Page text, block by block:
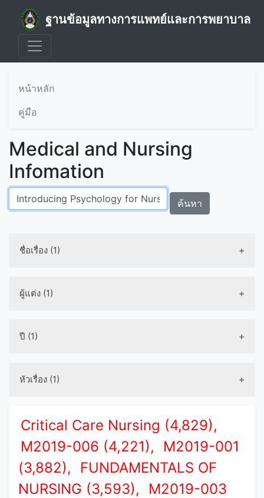
ฐานข้อมูลทางการแพทย์และการพยาบาล
หน้าหลัก
คู่มือ
Medical and Nursing
Infomation
ค้นหา
ชื่อเรื่อง (1)
ผู้แต่ง (1)
ปี (1)
หัวเรื่อง (1)
Critical Care Nursing (4,829),
M2019-006 (4,221),
M2019-001
(3,882),
FUNDAMENTALS OF
NURSING (3,593),
M2019-003